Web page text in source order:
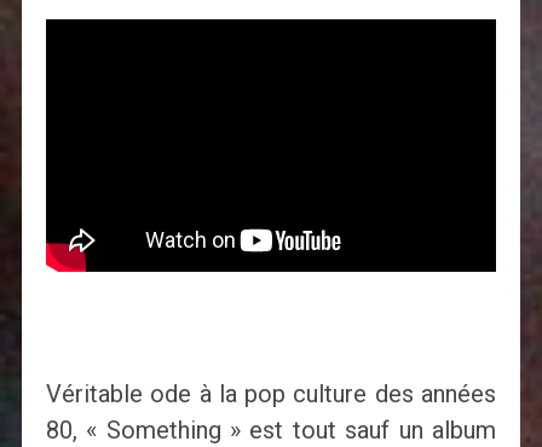
Véritable ode à la pop culture des années
80, « Something » est tout sauf un album